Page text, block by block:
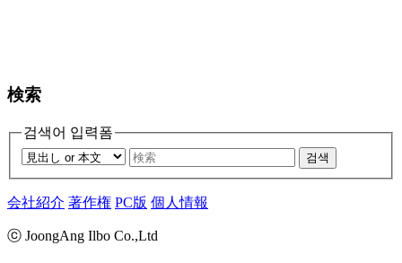
検索
검색어 입력폼
검색
会社紹介 著作権 PC版 個人情報
ⓒ JoongAng Ilbo Co.,Ltd